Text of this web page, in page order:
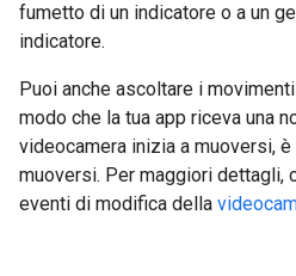
fumetto di un indicatore o a un
indicatore.
Puoi anche ascoltare i
modo che la tua app riceva una
videocamera inizia a muoversi,
muoversi. Per maggiori dettagli,
eventi di modifica della